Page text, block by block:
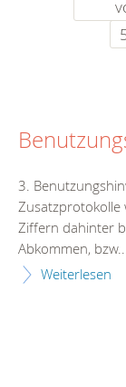
3.
Zusatzprotokolle
Ziffern dahinter
Abkommen, bzw....
Weiterlesen